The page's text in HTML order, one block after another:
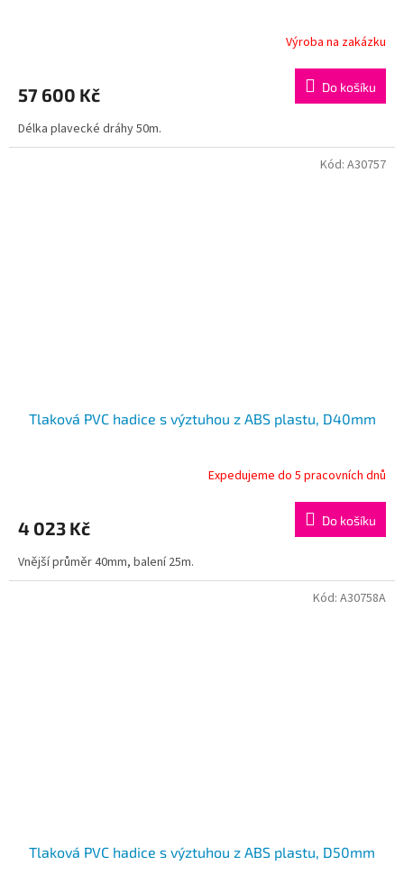
R
M
A
Výroba na zakázku
57 600 Kč Do košíku
Délka plavecké dráhy 50m.
Tlaková PVC hadice s výztuhou z ABS plastu, D40mm
Expedujeme do 5 pracovních dnů
4 023 Kč Do košíku
Vnější průměr 40mm, balení 25m.
Kód: A30757
Tlaková PVC hadice s výztuhou z ABS plastu, D50mm
Kód: A30758A